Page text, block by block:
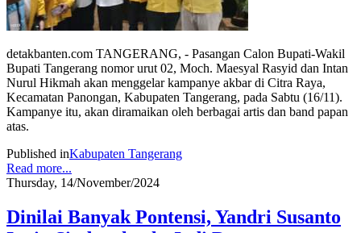
detakbanten.com TANGERANG, - Pasangan Calon Bupati-Wakil
Bupati Tangerang nomor urut 02, Moch. Maesyal Rasyid dan Intan
Nurul Hikmah akan menggelar kampanye akbar di Citra Raya,
Kecamatan Panongan, Kabupaten Tangerang, pada Sabtu (16/11).
Kampanye itu, akan diramaikan oleh berbagai artis dan band papan
atas.
Published inKabupaten Tangerang
Read more...
Thursday, 14/November/2024
Dinilai Banyak Pontensi, Yandri Susanto